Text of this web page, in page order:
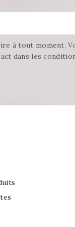
à tout moment.
dans les